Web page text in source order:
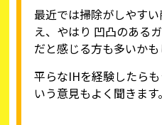
最近では掃除がしやす
え、やはり 凹凸のある
だと感じる方も多いかも
平らなIHを経験したら
いう意見もよく聞きます。